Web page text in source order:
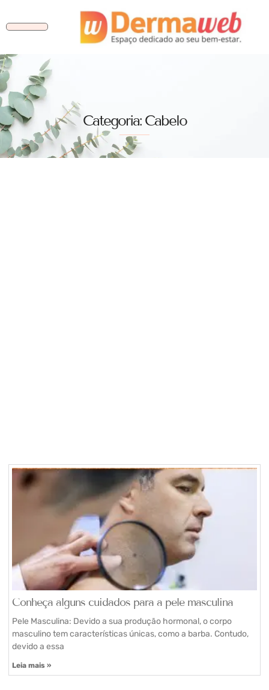
Categoria: Cabelo
Conheça alguns cuidados para a pele masculina
Pele Masculina: Devido a sua produção hormonal, o corpo
masculino tem características únicas, como a barba. Contudo,
devido a essa
Leia mais »